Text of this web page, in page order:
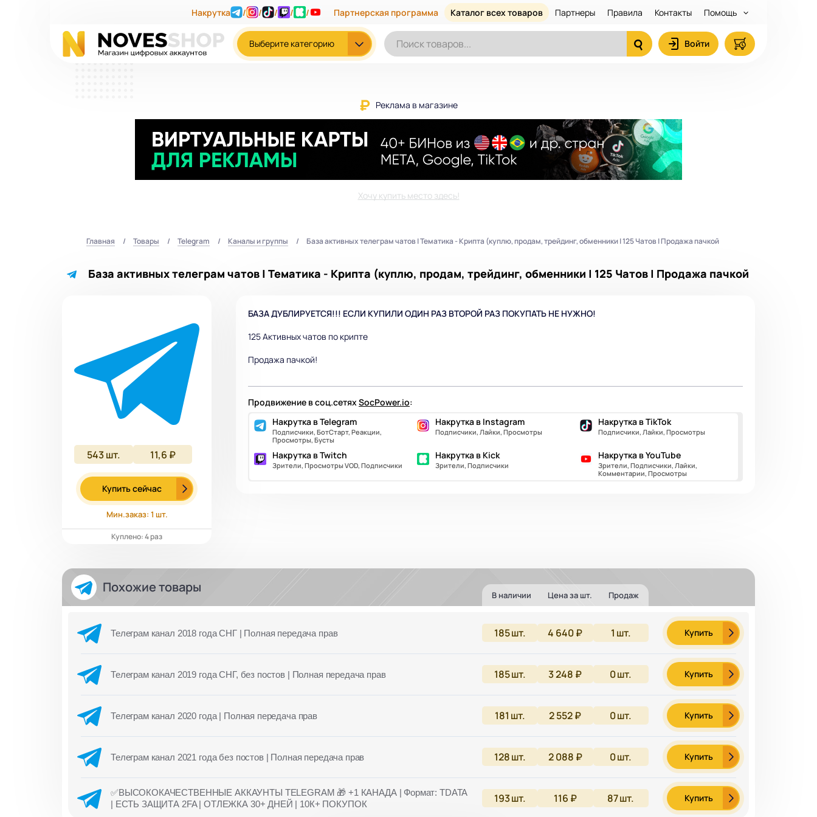
Накрутка / / / / / Партнерская программа Каталог всех товаров Партнеры Правила Контакты Помощь
Выберите категорию Войти
Реклама в магазине
Хочу купить место здесь!
Главная Товары Telegram Каналы и группы База активных телеграм чатов | Тематика - Крипта (куплю, продам, трейдинг, обменники | 125 Чатов | Продажа пачкой
База активных телеграм чатов | Тематика - Крипта (куплю, продам, трейдинг, обменники | 125 Чатов | Продажа пачкой
543шт. 11,6 ₽
Купить сейчас
Мин.заказ: 1 шт.
Куплено: 4 раз
БАЗА ДУБЛИРУЕТСЯ!!! ЕСЛИ КУПИЛИ ОДИН РАЗ ВТОРОЙ РАЗ ПОКУПАТЬ НЕ НУЖНО!
125 Активных чатов по крипте
Продажа пачкой!
Продвижение в соц.сетяхSocPower.io:
Накрутка в Telegram
Подписчики, БотСтарт, Реакции,
Просмотры, Бусты
Накрутка в Instagram
Подписчики, Лайки, Просмотры
Накрутка в TikTok
Подписчики, Лайки, Просмотры
Накрутка в Twitch
Зрители, Просмотры VOD, Подписчики
Накрутка в Kick
Зрители, Подписчики
Накрутка в YouTube
Зрители, Подписчики, Лайки,
Комментарии, Просмотры
Похожие товары В наличии Цена за шт. Продаж
Телеграм канал 2018 года СНГ | Полная передача прав 185шт. 4 640 ₽ 1 шт. Купить
Телеграм канал 2019 года СНГ, без постов | Полная передача прав 185шт. 3 248 ₽ 0шт. Купить
Телеграм канал 2020 года | Полная передача прав 181 шт. 2 552 ₽ 0шт. Купить
Телеграм канал 2021 года без постов | Полная передача прав 128шт. 2 088 ₽ 0шт. Купить
✅ВЫСОКОКАЧЕСТВЕННЫЕ АККАУНТЫ TELEGRAM 🎁 +1 КАНАДА | Формат: TDATA
| ЕСТЬ ЗАЩИТА 2FA | ОТЛЕЖКА 30+ ДНЕЙ | 10К+ ПОКУПОК
193шт. 116 ₽ 87шт. Купить